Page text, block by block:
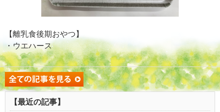
【離乳食後期おやつ】
・ウエハース
【最近の記事】